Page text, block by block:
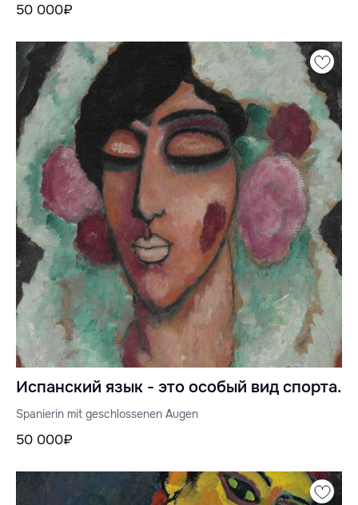
50 000₽
Испанский язык - это особый вид спорта.
Spanierin mit geschlossenen Augen
50 000₽